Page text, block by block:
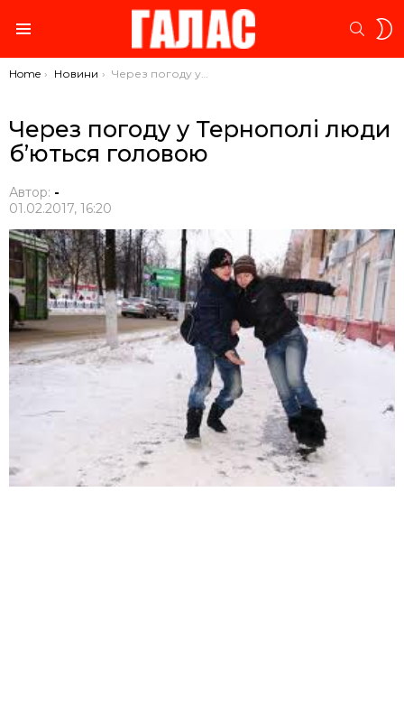
You are here:
Home Новини Через погоду у Тернополі люди б’ються головою
Через погоду у Тернополі люди
б’ються головою
Автор: -
01.02.2017, 16:20